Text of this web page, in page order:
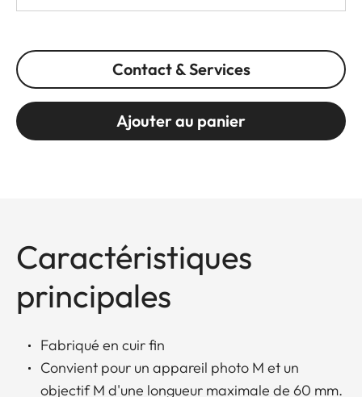
Contact & Services
Ajouter au panier
Caractéristiques
principales
Fabriqué en cuir fin
Convient pour un appareil photo M et un
objectif M d'une longueur maximale de 60 mm.